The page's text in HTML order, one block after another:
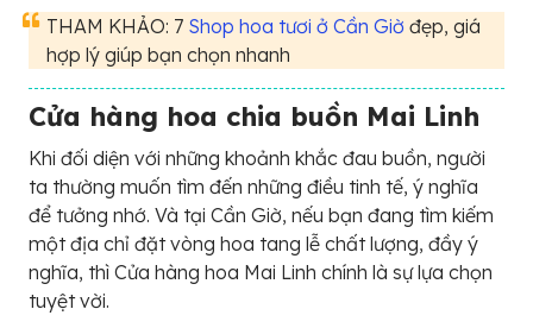
THAM KHẢO: 7 Shop hoa tươi ở Cần Giờ đẹp, giá
hợp lý giúp bạn chọn nhanh
Cửa hàng hoa chia buồn Mai Linh
Khi đối diện với những khoảnh khắc đau buồn, người
ta thường muốn tìm đến những điều tinh tế, ý nghĩa
để tưởng nhớ. Và tại Cần Giờ, nếu bạn đang tìm kiếm
một địa chỉ đặt vòng hoa tang lễ chất lượng, đầy ý
nghĩa, thì Cửa hàng hoa Mai Linh chính là sự lựa chọn
tuyệt vời.